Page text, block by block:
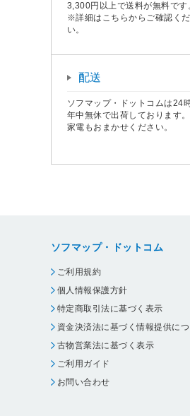
3,300円以上で送料が無料です
※詳細はこちらからご確認く
い。
配送
ソフマップ・ドットコムは24時
年中無休で出荷しております
家電もおまかせください。
ソフマップ・ドットコム
ご利用規約
個人情報保護方針
特定商取引法に基づく表示
資金決済法に基づく情報提供に
古物営業法に基づく表示
ご利用ガイド
お問い合わせ